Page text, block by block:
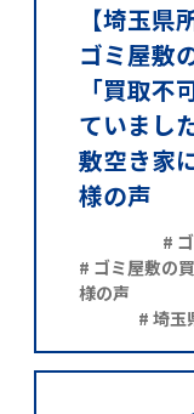
【埼玉県
ゴミ屋敷
「買取不
ていまし
敷空き家
様の声
#
# ゴミ屋敷の
様の声
# 埼玉